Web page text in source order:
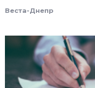
Веста-Днепр